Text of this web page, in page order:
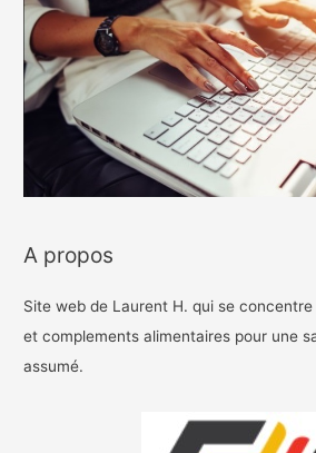
A propos
Site web de Laurent H. qui se
et complements alimentaires pour une
assumé.